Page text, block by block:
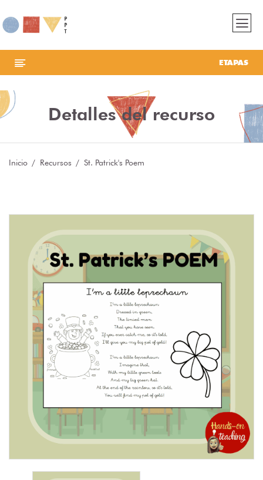
ETAPAS
Detalles del recurso
Inicio Recursos St. Patrick's Poem